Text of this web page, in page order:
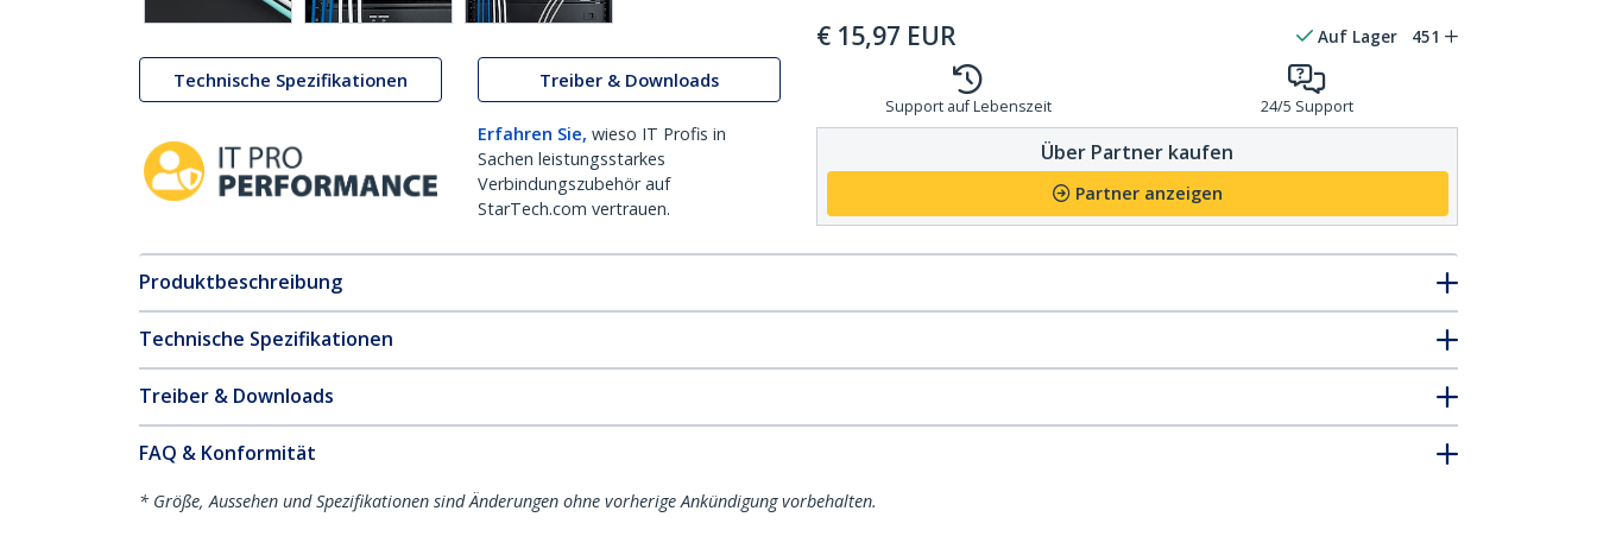
Technische Spezifikationen Treiber & Downloads
Erfahren Sie, wieso IT Profis in
Sachen leistungsstarkes
Verbindungszubehör auf
StarTech.com vertrauen.
€ 15,97 EUR Auf Lager 451
Support auf Lebenszeit 24/5 Support
Über Partner kaufen
Partner anzeigen
Produktbeschreibung
Technische Spezifikationen
Treiber & Downloads
FAQ & Konformität
* Größe, Aussehen und Spezifikationen sind Änderungen ohne vorherige Ankündigung vorbehalten.